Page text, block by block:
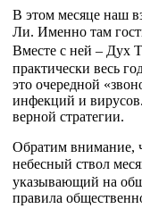
В этом месяце наш
Ли. Именно там
Вместе с ней – Дух
практически весь
это очередной
инфекций и
верной стратегии.
Обратим внимание,
небесный ствол
указывающий на
правила